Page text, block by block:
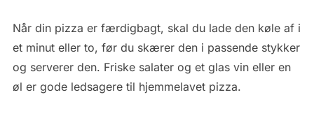
Når din pizza er færdigbagt, skal du lade den køle af i
et minut eller to, før du skærer den i passende stykker
og serverer den. Friske salater og et glas vin eller en
øl er gode ledsagere til hjemmelavet pizza.